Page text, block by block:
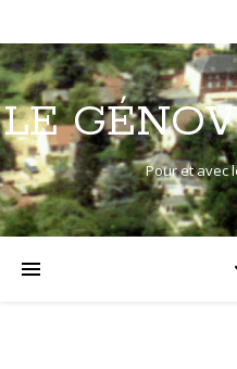
LE
Pour et avec